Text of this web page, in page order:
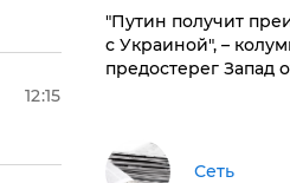
12:15
"Путин получит
с Украиной", –
предостерег Запад
Сеть